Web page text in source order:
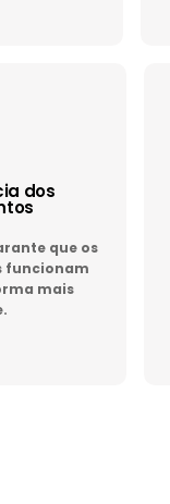
dos
que os
funcionam
mais